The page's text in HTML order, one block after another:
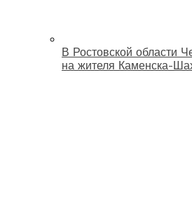
В Ростовской области
на жителя Каменска-